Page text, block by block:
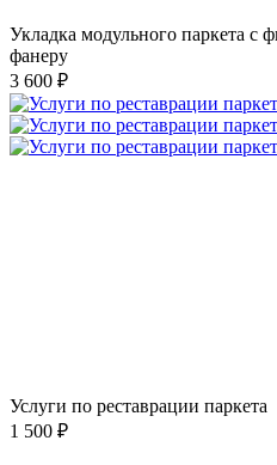
Укладка модульного паркета
фанеру
3 600 ₽
Услуги по реставрации паркета
1 500 ₽